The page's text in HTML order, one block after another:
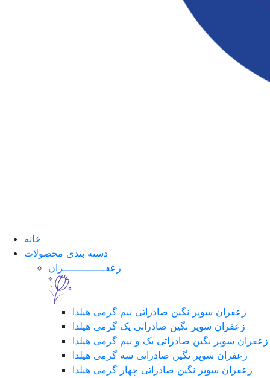
خانه
دسته بندی محصولات
زعفــــــــــــــران
زعفران سوپر نگین صادراتی نیم گرمی هیلدا
زعفران سوپر نگین صادراتی یک گرمی هیلدا
زعفران سوپر نگین صادراتی یک و نیم گرمی هیلدا
زعفران سوپر نگین صادراتی سه گرمی هیلدا
زعفران سوپر نگین صادراتی چهار گرمی هیلدا